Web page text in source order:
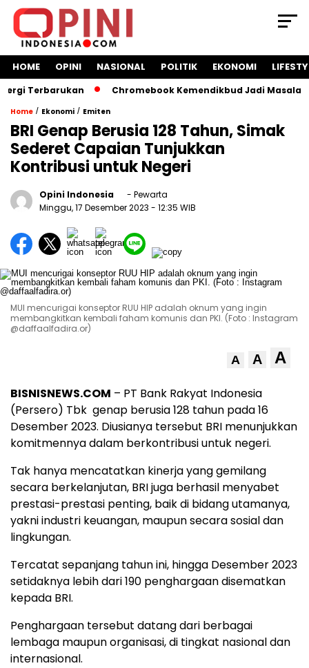
HOME OPINI NASIONAL POLITIK EKONOMI
Terbarukan Chromebook Kemendikbud Jadi Masalah
Home / Ekonomi / Emiten
BRI Genap Berusia 128 Tahun, Simak
Sederet Capaian Tunjukkan
Kontribusi untuk Negeri
Opini Indonesia
- Pewarta
Minggu, 17 Desember 2023 - 12:35 WIB
MUI mencurigai konseptor RUU HIP adalah oknum yang ingin
membangkitkan kembali faham komunis dan PKI. (Foto : Instagram
@daffaalfadira.or)
A A A
BISNISNEWS.COM – PT Bank Rakyat Indonesia
(Persero) Tbk genap berusia 128 tahun pada 16
Desember 2023. Diusianya tersebut BRI menunjukkan
komitmennya dalam berkontribusi untuk negeri.
Tak hanya mencatatkan kinerja yang gemilang
secara berkelanjutan, BRI juga berhasil menyabet
prestasi-prestasi penting, baik di bidang utamanya,
yakni industri keuangan, maupun secara sosial dan
lingkungan.
Tercatat sepanjang tahun ini, hingga Desember 2023
setidaknya lebih dari 190 penghargaan disematkan
kepada BRI.
Penghargaan tersebut datang dari berbagai
lembaga maupun organisasi, di tingkat nasional dan
internasional.